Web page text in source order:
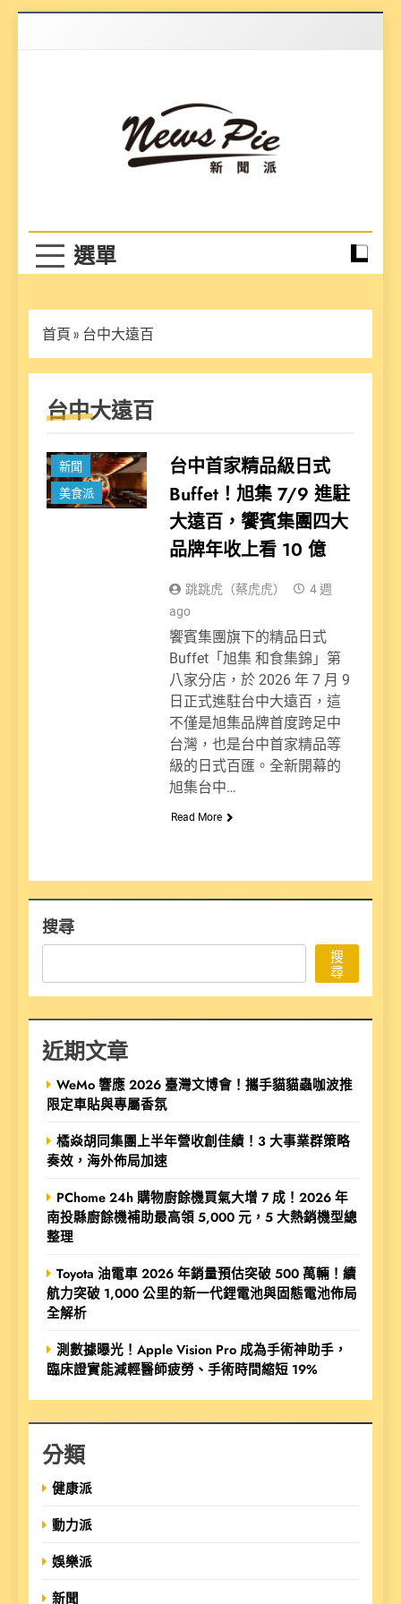
首頁 » 台中大遠百
台中大遠百
新聞
美食派
台中首家精品級日式
Buffet！旭集 7/9 進駐
大遠百，饗賓集團四大
品牌年收上看 10 億
跳跳虎（蔡虎虎）
4 週
ago
饗賓集團旗下的精品日式
Buffet「旭集 和食集錦」第
八家分店，於 2026 年 7 月 9
日正式進駐台中大遠百，這
不僅是旭集品牌首度跨足中
台灣，也是台中首家精品等
級的日式百匯。全新開幕的
旭集台中…
Read More
搜尋
搜
尋
近期文章
WeMo 響應 2026 臺灣文博會！攜手貓貓蟲咖波推
限定車貼與專屬香氛
橘焱胡同集團上半年營收創佳績！3 大事業群策略
奏效，海外佈局加速
PChome 24h 購物廚餘機買氣大增 7 成！2026 年
南投縣廚餘機補助最高領 5,000 元，5 大熱銷機型總
整理
Toyota 油電車 2026 年銷量預估突破 500 萬輛！續
航力突破 1,000 公里的新一代鋰電池與固態電池佈局
全解析
測數據曝光！Apple Vision Pro 成為手術神助手，
臨床證實能減輕醫師疲勞、手術時間縮短 19%
分類
健康派
動力派
娛樂派
新聞